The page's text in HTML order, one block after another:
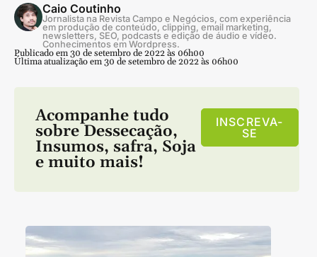
Caio Coutinho
Jornalista na Revista Campo e Negócios, com experiência
em produção de conteúdo, clipping, email marketing,
newsletters, SEO, podcasts e edição de áudio e vídeo.
Conhecimentos em Wordpress.
Publicado em 30 de setembro de 2022 às 06h00
Última atualização em 30 de setembro de 2022 às 06h00
Acompanhe tudo
sobre Dessecação,
Insumos, safra, Soja
e muito mais!
INSCREVA-
SE